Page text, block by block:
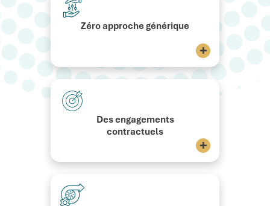
Zéro approche générique
+
Des engagements
contractuels
+